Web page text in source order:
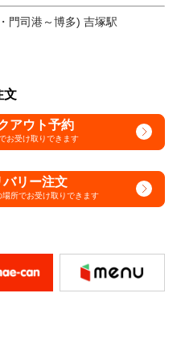
門司港～博多) 吉塚駅
文
アウト予約
お受け取りできます
リー注文
場所でお受け取りできます